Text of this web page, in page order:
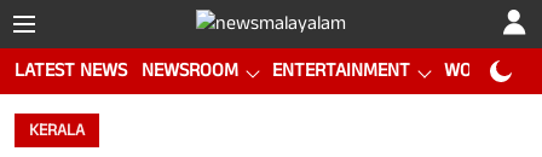
LATEST NEWS NEWSROOM ENTERTAINMENT WORLD CUP
KERALA